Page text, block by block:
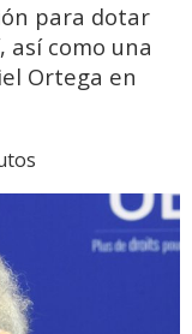
para dotar
así como una
Ortega en